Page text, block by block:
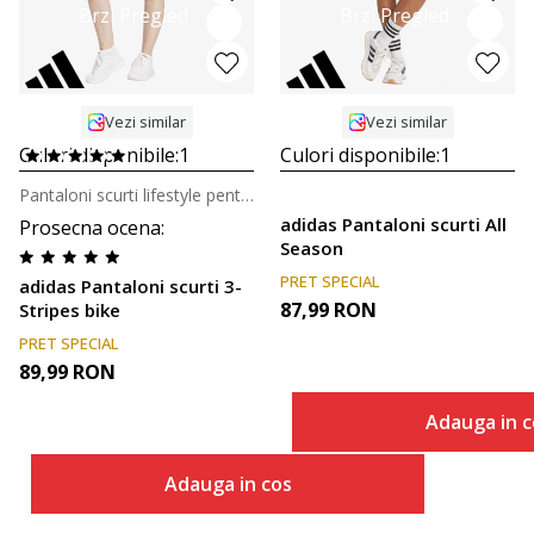
Brzi Pregled
Vezi similar
Culori disponibile:1
Prosecna ocena:
adidas Pantaloni scurti 3-
Stripes bike
Pantaloni scurti lifestyle pentru femei
PRET SPECIAL
89,99 RON
Adauga in cos
Brzi Pregled
Vezi similar
Culori disponibile:1
adidas Pantaloni scurti All
Season
PRET SPECIAL
87,99 RON
Adauga in